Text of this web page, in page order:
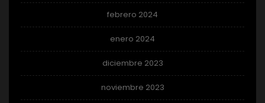
febrero 2024
enero 2024
diciembre 2023
noviembre 2023